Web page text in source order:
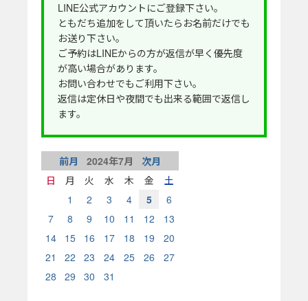
LINE公式アカウントにご登録下さい。
ともだち追加をして頂いたらお名前だけでも
お送り下さい。
ご予約はLINEからの方が返信が早く優先度
が高い場合があります。
お問い合わせでもご利用下さい。
返信は定休日や夜間でも出来る範囲で返信し
ます。
前月 2024年7月
次月
日
月 火 水 木 金
土
1
2 3 4 5
6
7
8 9 10 11 12
13
14
15 16 17 18 19
20
21
22 23 24 25 26
27
28
29 30 31